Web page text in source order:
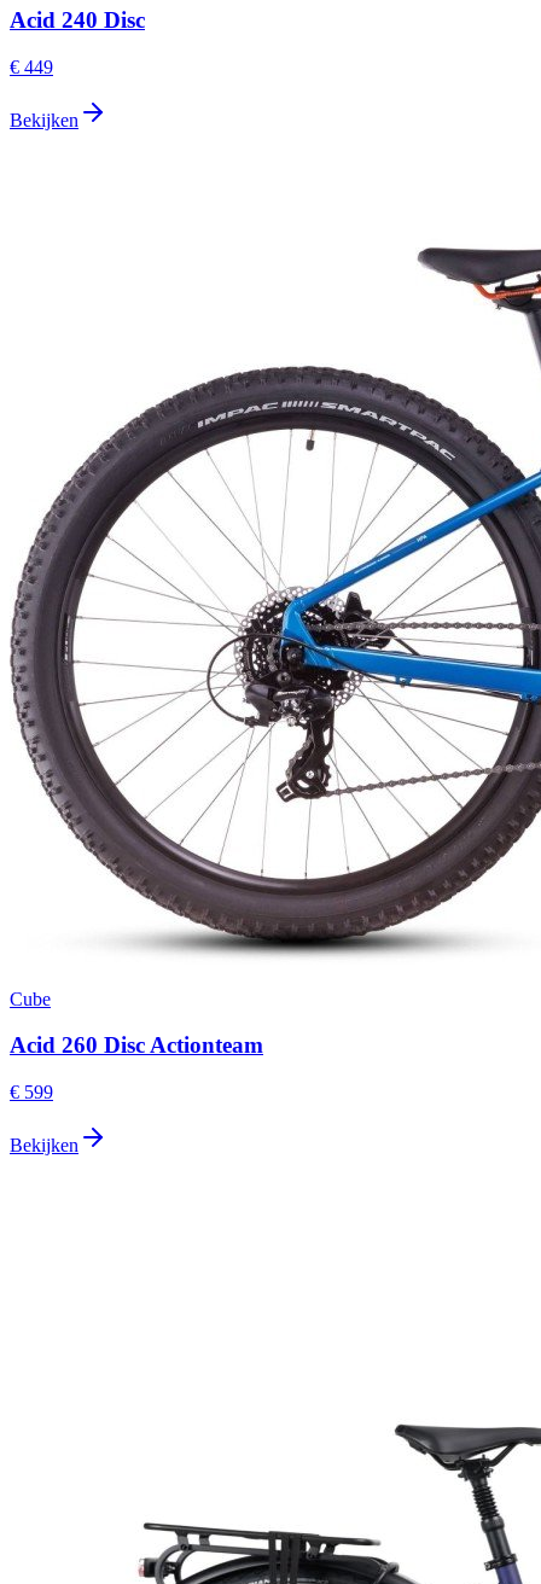
Acid 240 Disc
€ 449
Bekijken
Cube
Acid 260 Disc Actionteam
€ 599
Bekijken